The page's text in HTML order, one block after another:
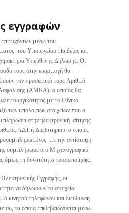
εγγραφών
μέσω του
του Υπουργείου Παιδείας και
Υπεύθυνης Δήλωσης. Οι
τους στην εφαρμογή θα
τον προσωπικό τους Αριθμό
(ΑΜΚΑ), ο οποίος θα
με το Εθνικό
υπόλοιπων στοιχείων που ο
στην ηλεκτρονική αίτησης
ΑΔΤ ή Διαβατηρίου, ο οποίος
με την αντίστοιχη
συμπλήρωσε στο Μηχανογραφικό
όμως τη δυνατότητα τροποποίησης.
Εγγραφής, οι
να δηλώσουν τα στοιχεία
κινητού τηλεφώνου και διεύθυνση
τα οποία επιβεβαιώνονται μέσω